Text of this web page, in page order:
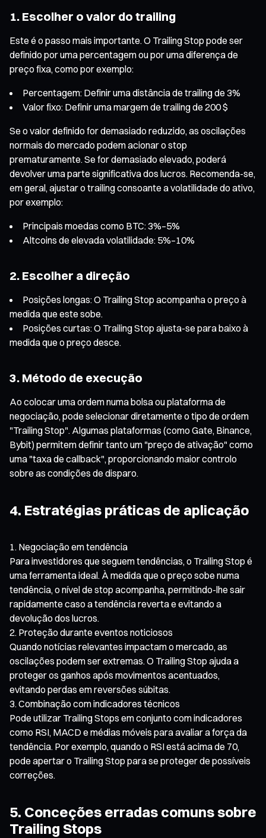
1. Escolher o valor do trailing
Este é o passo mais importante. O Trailing Stop pode ser
definido por uma percentagem ou por uma diferença de
preço fixa, como por exemplo:
Percentagem: Definir uma distância de trailing de 3%
Valor fixo: Definir uma margem de trailing de 200 $
Se o valor definido for demasiado reduzido, as oscilações
normais do mercado podem acionar o stop
prematuramente. Se for demasiado elevado, poderá
devolver uma parte significativa dos lucros. Recomenda-se,
em geral, ajustar o trailing consoante a volatilidade do ativo,
por exemplo:
Principais moedas como BTC: 3%–5%
Altcoins de elevada volatilidade: 5%–10%
2. Escolher a direção
Posições longas: O Trailing Stop acompanha o preço à
medida que este sobe.
Posições curtas: O Trailing Stop ajusta-se para baixo à
medida que o preço desce.
3. Método de execução
Ao colocar uma ordem numa bolsa ou plataforma de
negociação, pode selecionar diretamente o tipo de ordem
"Trailing Stop". Algumas plataformas (como Gate, Binance,
Bybit) permitem definir tanto um "preço de ativação" como
uma "taxa de callback", proporcionando maior controlo
sobre as condições de disparo.
4. Estratégias práticas de aplicação
Negociação em tendência
Para investidores que seguem tendências, o Trailing Stop é
uma ferramenta ideal. À medida que o preço sobe numa
tendência, o nível de stop acompanha, permitindo-lhe sair
rapidamente caso a tendência reverta e evitando a
devolução dos lucros.
Proteção durante eventos noticiosos
Quando notícias relevantes impactam o mercado, as
oscilações podem ser extremas. O Trailing Stop ajuda a
proteger os ganhos após movimentos acentuados,
evitando perdas em reversões súbitas.
Combinação com indicadores técnicos
Pode utilizar Trailing Stops em conjunto com indicadores
como RSI, MACD e médias móveis para avaliar a força da
tendência. Por exemplo, quando o RSI está acima de 70,
pode apertar o Trailing Stop para se proteger de possíveis
correções.
5. Conceções erradas comuns sobre
Trailing Stops